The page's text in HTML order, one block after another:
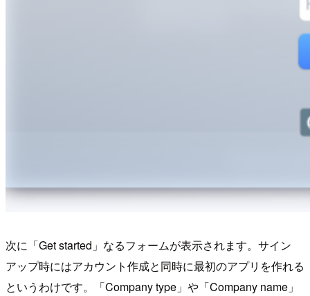
次に「Get started」なるフォームが表示されます。サイン
アップ時にはアカウント作成と同時に最初のアプリを作れる
というわけです。「Company type」や「Company name」